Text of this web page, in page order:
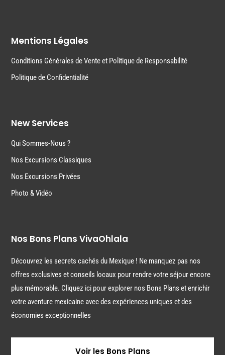
Mentions Légales
Conditions Générales de Vente et Politique de Responsabilité
Politique de Confidentialité
New Services
Qui Sommes-Nous ?
Nos Excursions Classiques
Nos Excursions Privées
Photo & Vidéo
Nos Bons Plans VivaOhlala
Découvrez les secrets cachés du Mexique ! Ne manquez pas nos
offres exclusives et conseils locaux pour rendre votre séjour encore
plus mémorable. Cliquez ici pour explorer nos Bons Plans et enrichir
votre aventure mexicaine avec des expériences uniques et des
économies exceptionnelles
Voir les Bons Plans